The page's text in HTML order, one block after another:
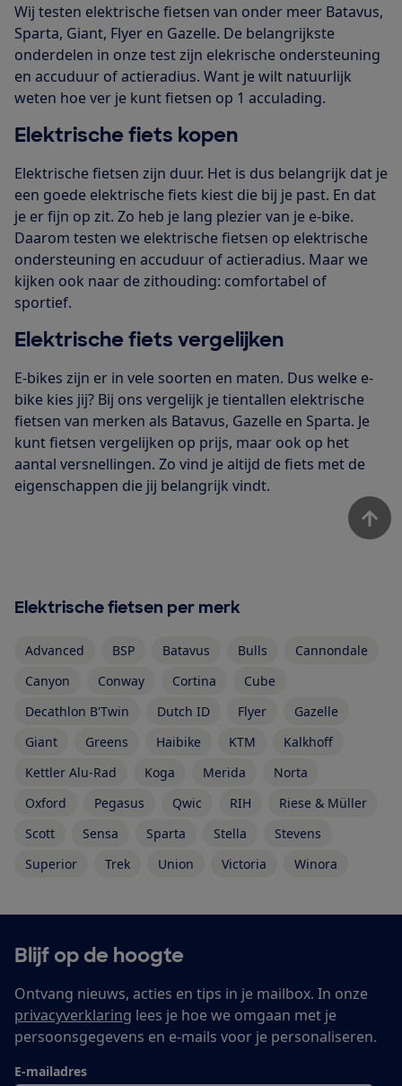
Wij testen elektrische fietsen van onder meer Batavus,
Sparta, Giant, Flyer en Gazelle. De belangrijkste
onderdelen in onze test zijn elekrische ondersteuning
en accuduur of actieradius. Want je wilt natuurlijk
weten hoe ver je kunt fietsen op 1 acculading.
Elektrische fiets kopen
Elektrische fietsen zijn duur. Het is dus belangrijk dat je
een goede elektrische fiets kiest die bij je past. En dat
je er fijn op zit. Zo heb je lang plezier van je e-bike.
Daarom testen we elektrische fietsen op elektrische
ondersteuning en accuduur of actieradius. Maar we
kijken ook naar de zithouding: comfortabel of
sportief.
Elektrische fiets vergelijken
E-bikes zijn er in vele soorten en maten. Dus welke e-
bike kies jij? Bij ons vergelijk je tientallen elektrische
fietsen van merken als Batavus, Gazelle en Sparta. Je
kunt fietsen vergelijken op prijs, maar ook op het
aantal versnellingen. Zo vind je altijd de fiets met de
eigenschappen die jij belangrijk vindt.
Elektrische fietsen per merk
Advanced BSP Batavus Bulls
Cannondale
Canyon
Conway Cortina
Cube
Decathlon B'Twin
Dutch ID Flyer
Gazelle
Giant
Greens Haibike KTM
Kalkhoff
Kettler Alu-Rad
Koga Merida
Norta
Oxford
Pegasus Qwic RIH
Riese & Müller
Scott
Sensa Sparta Stella
Stevens
Superior
Trek Union Victoria Winora
Blijf op de hoogte
Ontvang nieuws, acties en tips in je mailbox. In onze
privacyverklaring lees je hoe we omgaan met je
persoonsgegevens en e-mails voor je personaliseren.
E-mailadres